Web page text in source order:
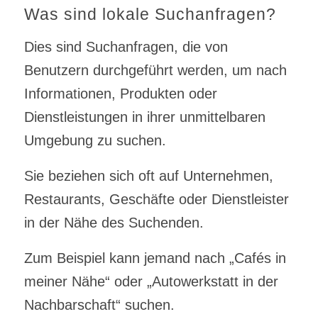
Was sind lokale Suchanfragen?
Dies sind Suchanfragen, die von
Benutzern durchgeführt werden, um nach
Informationen, Produkten oder
Dienstleistungen in ihrer unmittelbaren
Umgebung zu suchen.
Sie beziehen sich oft auf Unternehmen,
Restaurants, Geschäfte oder Dienstleister
in der Nähe des Suchenden.
Zum Beispiel kann jemand nach „Cafés in
meiner Nähe“ oder „Autowerkstatt in der
Nachbarschaft“ suchen.